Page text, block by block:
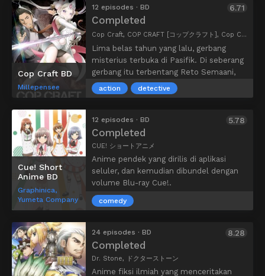
Bersama teman-temannya, BoBoiBoy
harus menemukan cara untuk
mengalahkan Retak’ka sebelum
kekuatannya jatuh ke tangan yang salah.
Cop Craft BD
Millepensee
12 episodes · BD
Completed
Cop Craft, COP CRAFT [コップクラフト], Cop Craft: Dragnet Mirage Reloaded, COP CRAFT มือปราบ 2 โลก
6.71
Lima belas tahun yang lalu, gerbang
misterius terbuka di Pasifik. Di seberang
gerbang itu terbentang Reto Semaani,
dunia alternatif tempat para peri dan
monster hidup.
lebih dari juta imigran tinggal dari kedua
dunia. “Kota Impian” yang dihuni orang
kaya maupun orang miskin. Namun, di
balik bayang-bayang, kekacauan,
kejahatan merajalela. Narkoba, pelacuran,
dan perdagangan senjata di mana-mana.
untuk menumpas kejahatan itu. Ketika
kepribadian bertemu, sebuah insiden
mencuat. Cerita penuh aksi polisi dari
dua dunia ini pun dimulai.
action detective
Cue! Short
Anime BD
Graphinica,
Yumeta Company
12 episodes · BD
Completed
CUE! ショートアニメ
5.78
Anime pendek yang dirilis di aplikasi
seluler, dan kemudian dibundel dengan
volume Blu-ray Cue!.
comedy
24 episodes · BD
Completed
Dr. Stone, ドクターストーン
8.28
Anime fiksi ilmiah yang menceritakan